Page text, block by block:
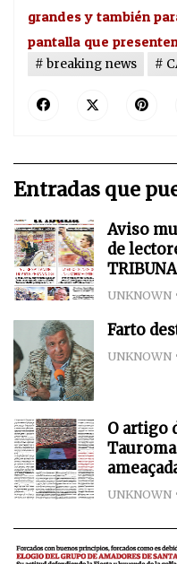
grandes y también
pantalla que
breaking news
Entradas que
Aviso
de
TRIBUNA
UNKNOWN
Farto
UNKNOWN
O artigo
UNKNOWN